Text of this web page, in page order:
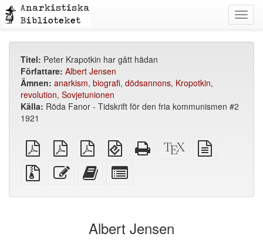
Titel: Peter Krapotkin har gått hädan
Författare: Albert Jensen
Ämnen: anarkism, biografi, dödsannons, Kropotkin,
revolution, Sovjetunionen
Källa: Röda Fanor - Tidskrift för den fria kommunismen #2
1921
plain
PDF
A4
imposed
PDF
Letter
imposed
PDF
EPUB
(för
mobila
enheter)
Fristående
HTML
XeLaTeX
källa
Källfiler
med
Redigera
denna
Lägg
text
bokskaparen
for
bookbuilder
Albert Jensen